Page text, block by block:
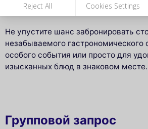
Reject All Cookies Settings
Маркса в уникальной атмосфере.
Не упустите шанс забронировать
незабываемого гастрономического
особого события или просто для
изысканных блюд в знаковом месте.
Групповой запрос